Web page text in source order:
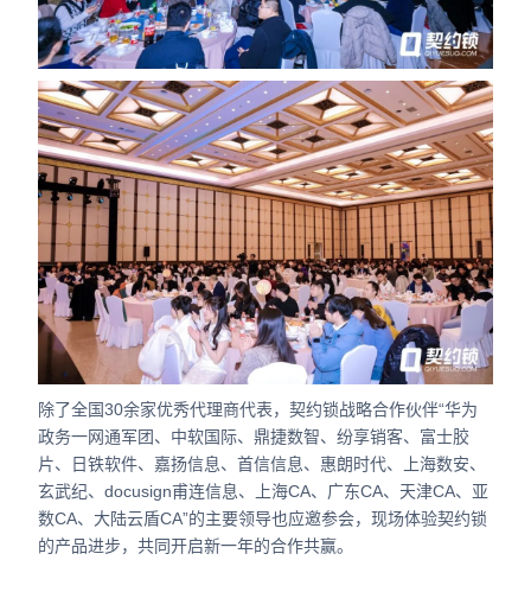
除了全国30余家优秀代理商代表，契约锁战略合作伙伴“华为
政务一网通军团、中软国际、鼎捷数智、纷享销客、富士胶
片、日铁软件、嘉扬信息、首信信息、惠朗时代、上海数安、
玄武纪、docusign甫连信息、上海CA、广东CA、天津CA、亚
数CA、大陆云盾CA”的主要领导也应邀参会，现场体验契约锁
的产品进步，共同开启新一年的合作共赢。